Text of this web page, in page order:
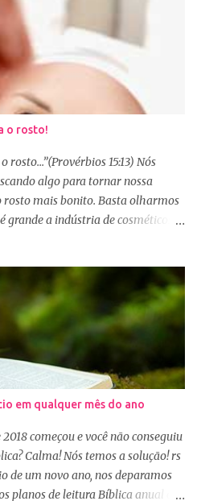
o rosto!
rosto...”(Provérbios 15:13) Nós
algo para tornar nossa
rosto mais bonito. Basta olharmos
grande a indústria de cosméticos e
é errado gostar de se cuidar e
mais bonita e atraente. Eu
dicas de beleza, no entanto,
da nossa beleza interior. A
de forma desenfreada
tentando nos afirmar, e mostrar
corações estão cheios de
situações que vivenciamos. O
de beleza no livro de
alegre aformoseia o rosto. A
em qualquer mês do ano
começou e você não conseguiu
Calma! Nós temos a solução! rs
de um novo ano, nos deparamos
planos de leitura Bíblica anual e